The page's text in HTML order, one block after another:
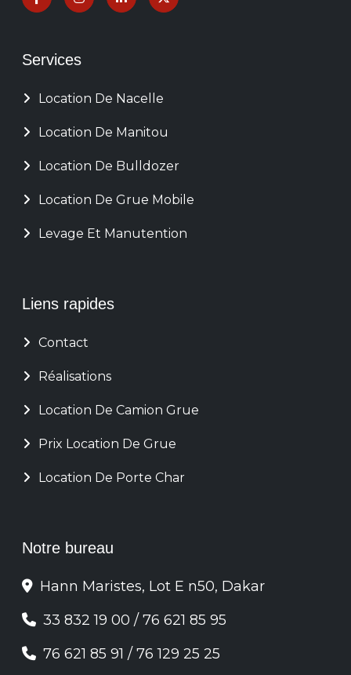
Services
Location De Nacelle
Location De Manitou
Location De Bulldozer
Location De Grue Mobile
Levage Et Manutention
Liens rapides
Contact
Réalisations
Location De Camion Grue
Prix Location De Grue
Location De Porte Char
Notre bureau
Hann Maristes, Lot E n50, Dakar
33 832 19 00 / 76 621 85 95
76 621 85 91 / 76 129 25 25